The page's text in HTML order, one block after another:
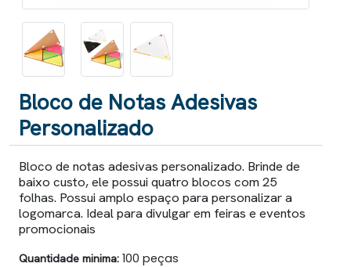
Bloco de Notas Adesivas
Personalizado
Bloco de notas adesivas personalizado. Brinde de
baixo custo, ele possui quatro blocos com 25
folhas. Possui amplo espaço para personalizar a
logomarca. Ideal para divulgar em feiras e eventos
promocionais
Quantidade minima: 100 peças